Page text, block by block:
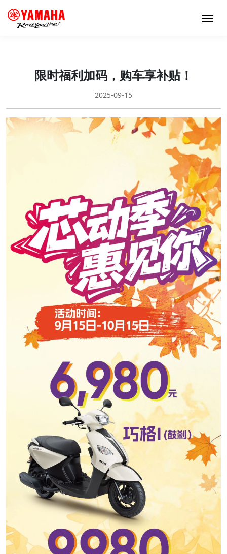
限时福利加码，购车享补贴！
2025-09-15